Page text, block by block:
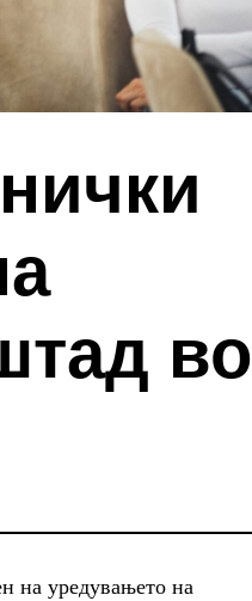
во
на уредувањето на